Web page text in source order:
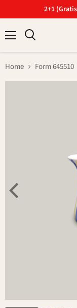
2+1
Home Form 645510